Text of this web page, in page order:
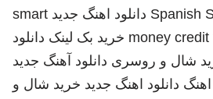
Spanish دانلود اهنگ جدید smart
money credit خرید بک لینک دانلود
شال و روسری دانلود آهنگ جدید
اهنگ دانلود اهنگ جدید خرید شال و